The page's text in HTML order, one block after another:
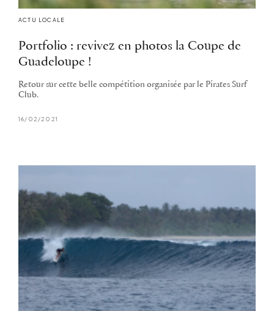
ACTU LOCALE
Portfolio : revivez en photos la Coupe de
Guadeloupe !
Retour sur cette belle compétition organisée par le Pirates Surf
Club.
16/02/2021